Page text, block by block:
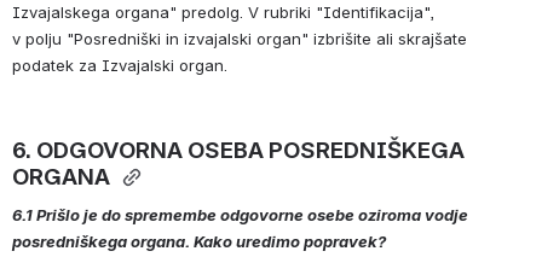
Izvajalskega organa" predolg. V rubriki "Identifikacija",
v polju "Posredniški in izvajalski organ" izbrišite ali skrajšate
podatek za Izvajalski organ.
6. ODGOVORNA OSEBA POSREDNIŠKEGA
ORGANA
6.1 Prišlo je do spremembe odgovorne osebe oziroma vodje
posredniškega organa. Kako uredimo popravek?